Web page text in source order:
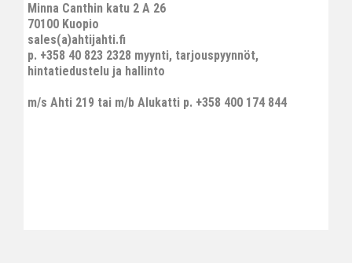
Minna Canthin katu 2 A 26
70100 Kuopio
sales(a)ahtijahti.fi
p. +358 40 823 2328 myynti, tarjouspyynnöt,
hintatiedustelu ja hallinto
m/s Ahti 219 tai m/b Alukatti p. +358 400 174 844